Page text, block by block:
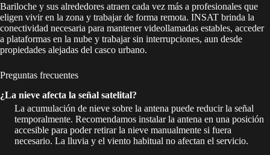
Bariloche y sus alrededores atraen cada vez más a profesionales que
eligen vivir en la zona y trabajar de forma remota. INSAT brinda la
conectividad necesaria para mantener videollamadas estables, acceder
a plataformas en la nube y trabajar sin interrupciones, aun desde
propiedades alejadas del casco urbano.
Preguntas frecuentes
¿La nieve afecta la señal satelital?
La acumulación de nieve sobre la antena puede reducir la señal
temporalmente. Recomendamos instalar la antena en una posición
accesible para poder retirar la nieve manualmente si fuera
necesario. La lluvia y el viento habitual no afectan el servicio.